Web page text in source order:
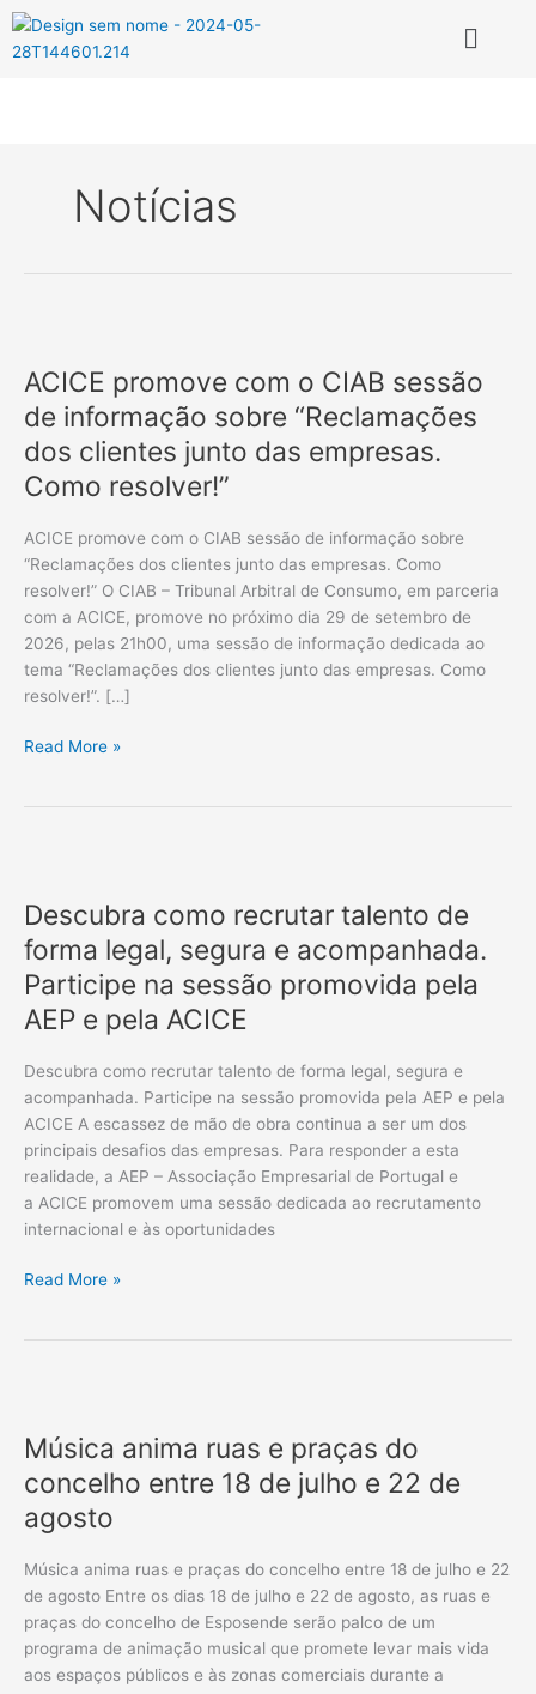
Skip
Menu
Notícias
ACICE promove com o CIAB sessão
de informação sobre “Reclamações
dos clientes junto das empresas.
Como resolver!”
ACICE promove com o CIAB sessão de informação sobre
“Reclamações dos clientes junto das empresas. Como
resolver!” O CIAB – Tribunal Arbitral de Consumo, em parceria
com a ACICE, promove no próximo dia 29 de setembro de
2026, pelas 21h00, uma sessão de informação dedicada ao
tema “Reclamações dos clientes junto das empresas. Como
resolver!”. […]
com
CIAB
sessão
de
sobre
“Reclamações
dos
clientes
junto
das
empresas.
resolver!”
Read More »
Descubra como recrutar talento de
forma legal, segura e acompanhada.
Participe na sessão promovida pela
AEP e pela ACICE
Descubra como recrutar talento de forma legal, segura e
acompanhada. Participe na sessão promovida pela AEP e pela
ACICE A escassez de mão de obra continua a ser um dos
principais desafios das empresas. Para responder a esta
realidade, a AEP – Associação Empresarial de Portugal e
a ACICE promovem uma sessão dedicada ao recrutamento
internacional e às oportunidades
recrutar
talento
de
forma
legal,
e
acompanhada.
Participe
na
sessão
promovida
pela
e
Read More »
Música anima ruas e praças do
concelho entre 18 de julho e 22 de
agosto
Música anima ruas e praças do concelho entre 18 de julho e 22
de agosto Entre os dias 18 de julho e 22 de agosto, as ruas e
praças do concelho de Esposende serão palco de um
programa de animação musical que promete levar mais vida
aos espaços públicos e às zonas comerciais durante a
ruas
praças
do
entre
18
de
julho
e